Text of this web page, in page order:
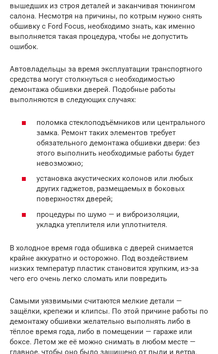
вышедших из строя деталей и заканчивая тюнингом
салона. Несмотря на причины, по котрым нужно снять
обшивку с Ford Focus, необходимо знать, как именно
выполняется такая процедура, чтобы не допустить
ошибок.
Автовладельцы за время эксплуатации транспортного
средства могут столкнуться с необходимостью
демонтажа обшивки дверей. Подобные работы
выполняются в следующих случаях:
поломка стеклоподъёмников или центрального
замка. Ремонт таких элементов требует
обязательного демонтажа обшивки двери: без
этого выполнить необходимые работы будет
невозможно;
установка акустических колонов или любых
других гаджетов, размещаемых в боковых
поверхностях дверей;
процедуры по шумо — и виброизоляции,
укладка утеплителя или уплотнителя.
В холодное время года обшивка с дверей снимается
крайне аккуратно и осторожно. Под воздействием
низких температур пластик становится хрупким, из-за
чего его очень легко сломать или повредить
Самыми уязвимыми считаются мелкие детали —
защёлки, крепежи и клипсы. По этой причине работы по
демонтажу обшивки желательно выполнять либо в
тёплое время года, либо в помещении — гараже или
боксе. Летом же её можно снимать в любом месте —
главное, чтобы оно было защищено от пыли и ветра.